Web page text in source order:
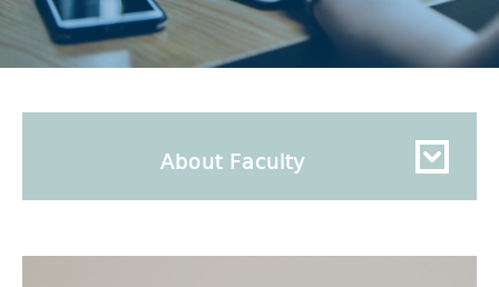
About Faculty